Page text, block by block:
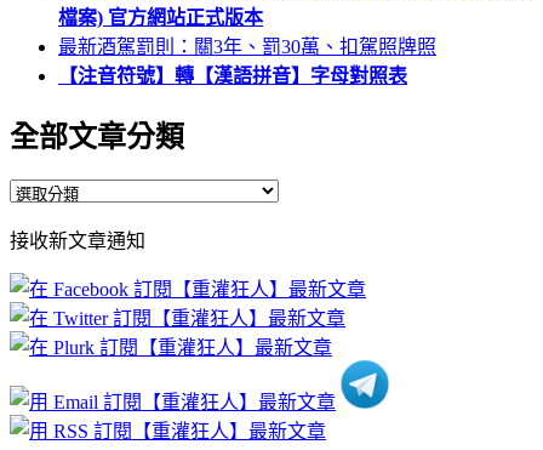
檔案) 官方網站正式版本
最新酒駕罰則：關3年、罰30萬、扣駕照牌照
【注音符號】轉【漢語拼音】字母對照表
全部文章分類
全
文
章
分
類
接收新文章通知